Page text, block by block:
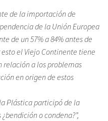
de la importación de
de la Unión Europea
de un 57% a 84% antes de
esto el Viejo Continente tiene
a los problemas
en origen de estos
Plástica participó de la
o condena?”,